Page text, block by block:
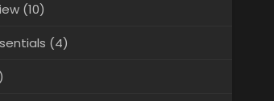
(10)
(4)